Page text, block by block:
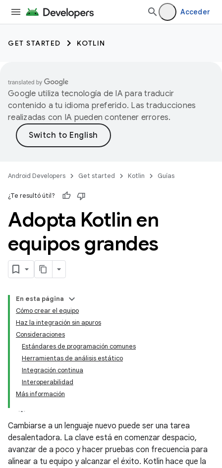
Acceder
GET STARTED KOTLIN
Google utiliza tecnología de IA para traducir
contenido a tu idioma preferido. Las traducciones
realizadas con IA pueden contener errores.
Android Developers Get started Kotlin Guías
¿Te resultó útil?
Adopta Kotlin en
equipos grandes
En esta página
Cómo crear el equipo
Haz la integración sin apuros
Consideraciones
Estándares de programación comunes
Herramientas de análisis estático
Integración continua
Interoperabilidad
Más información
Cambiarse a un lenguaje nuevo puede ser una tarea
desalentadora. La clave está en comenzar despacio,
avanzar de a poco y hacer pruebas con frecuencia para
alinear a tu equipo y alcanzar el éxito. Kotlin hace que la